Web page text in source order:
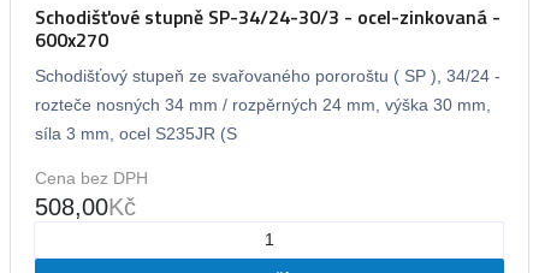
Schodišťové stupně SP-34/24-30/3 - ocel-zinkovaná -
600x270
Schodišťový stupeň ze svařovaného pororoštu ( SP ), 34/24 -
rozteče nosných 34 mm / rozpěrných 24 mm, výška 30 mm,
síla 3 mm, ocel S235JR (S
Cena bez DPH
508,00Kč